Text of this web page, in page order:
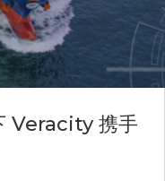
Veracity 携手